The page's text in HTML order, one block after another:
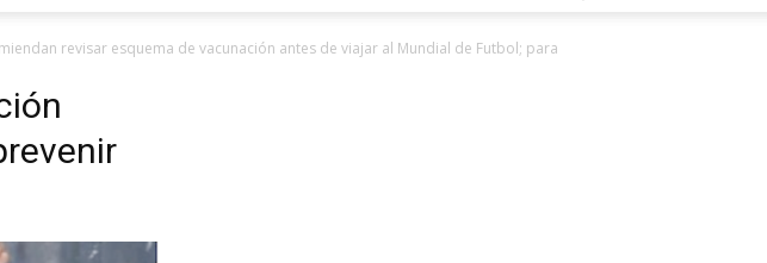
revisar esquema de vacunación antes de viajar al Mundial de Futbol; para